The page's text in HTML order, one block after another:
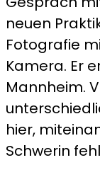
neuen
Fotografie
Kamera. Er
Mannheim.
hier,
Schwerin